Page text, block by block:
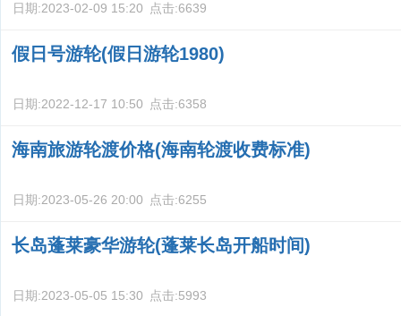
日期:2023-02-09 15:20 点击:6639
假日号游轮(假日游轮1980)
日期:2022-12-17 10:50 点击:6358
海南旅游轮渡价格(海南轮渡收费标准)
日期:2023-05-26 20:00 点击:6255
长岛蓬莱豪华游轮(蓬莱长岛开船时间)
日期:2023-05-05 15:30 点击:5993